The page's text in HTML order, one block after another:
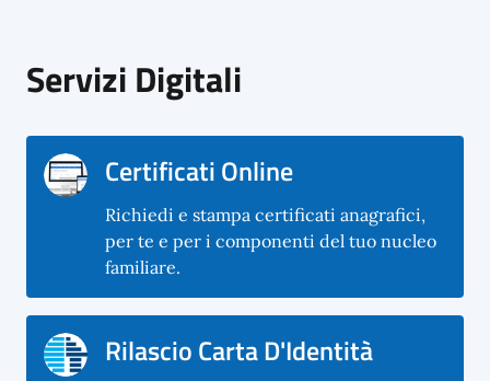
Servizi Digitali
Certificati Online
Richiedi e stampa certificati anagrafici,
per te e per i componenti del tuo nucleo
familiare.
Rilascio Carta D'Identità